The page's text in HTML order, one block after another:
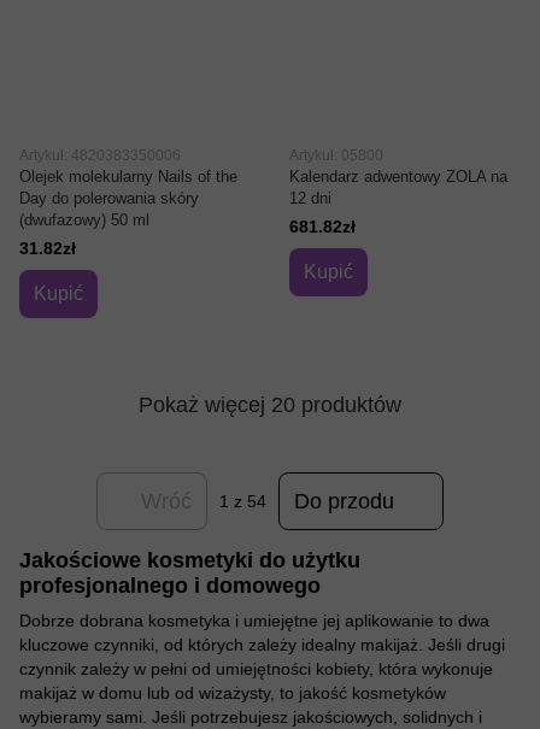
Artykuł: 4820383350006
Olejek molekularny Nails of the
Day do polerowania skóry
(dwufazowy) 50 ml
31.82zł
Kupić
Artykuł: 05800
Kalendarz adwentowy ZOLA na
12 dni
681.82zł
Kupić
Pokaż więcej 20 produktów
Wróć 1 z 54 Do przodu
Jakościowe kosmetyki do użytku
profesjonalnego i domowego
Dobrze dobrana kosmetyka i umiejętne jej aplikowanie to dwa
kluczowe czynniki, od których zależy idealny makijaż. Jeśli drugi
czynnik zależy w pełni od umiejętności kobiety, która wykonuje
makijaż w domu lub od wizażysty, to jakość kosmetyków
wybieramy sami. Jeśli potrzebujesz jakościowych, solidnych i